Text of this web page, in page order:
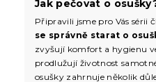
Jak pečovat o
Připravili jsme pro Vás sérii
se správně starat o
zvyšují komfort a hygienu
prodlužují životnost
osušky zahrnuje několik